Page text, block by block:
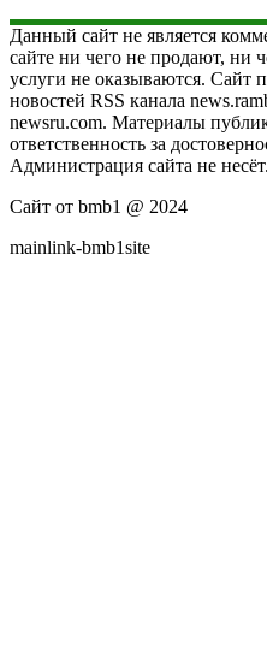
Данный сайт не является
сайте ни чего не продают, ни
услуги не оказываются. Сайт
новостей RSS канала
newsru.com. Материалы
ответственность за
Администрация сайта не несёт.
Сайт от bmb1 @ 2024
mainlink-bmb1site